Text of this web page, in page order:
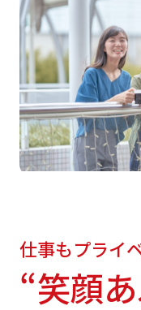
仕事もプライ
“笑顔